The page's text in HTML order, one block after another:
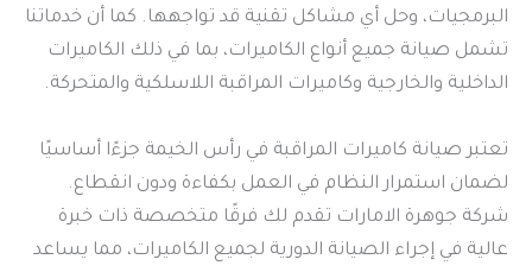
البرمجيات، وحل أي مشاكل تقنية قد تواجهها. كما أن خدماتنا
تشمل صيانة جميع أنواع الكاميرات، بما في ذلك الكاميرات
الداخلية والخارجية وكاميرات المراقبة اللاسلكية والمتحركة.
تعتبر صيانة كاميرات المراقبة في رأس الخيمة جزءًا أساسيًا
لضمان استمرار النظام في العمل بكفاءة ودون انقطاع.
شركة جوهرة الامارات تقدم لك فرقًا متخصصة ذات خبرة
عالية في إجراء الصيانة الدورية لجميع الكاميرات، مما يساعد